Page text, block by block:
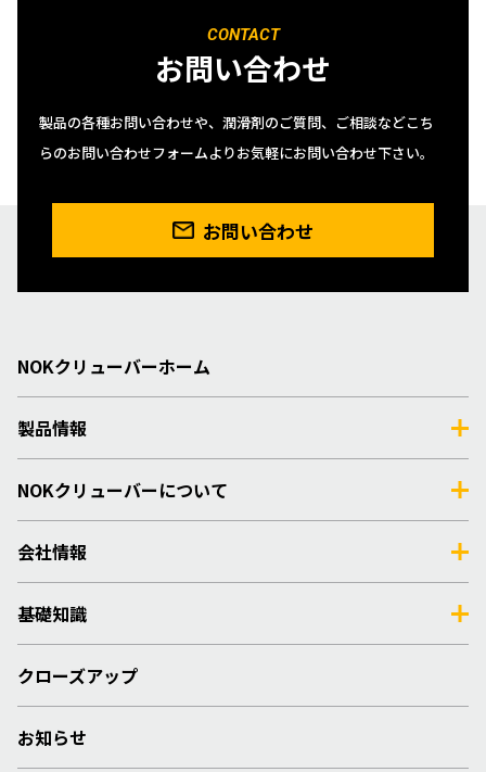
CONTACT
お問い合わせ
製品の各種お問い合わせや、潤滑剤のご質問、ご相談などこち
らのお問い合わせフォームよりお気軽にお問い合わせ下さい。
お問い合わせ
NOKクリューバーホーム
製品情報
NOKクリューバーについて
会社情報
基礎知識
クローズアップ
お知らせ